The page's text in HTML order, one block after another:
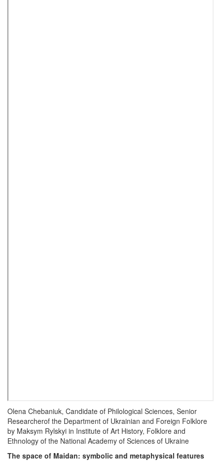
Olena Chebaniuk, Candidate of Philological Sciences, Senior
Researcherof the Department of Ukrainian and Foreign Folklore
by Maksym Rylskyi in Institute of Art History, Folklore and
Ethnology of the National Academy of Sciences of Ukraine
The space of Maidan: symbolic and metaphysical features